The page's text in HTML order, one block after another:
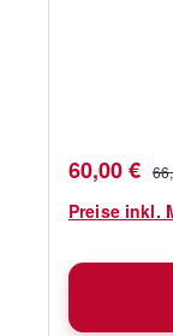
60,00 €
Preise inkl.